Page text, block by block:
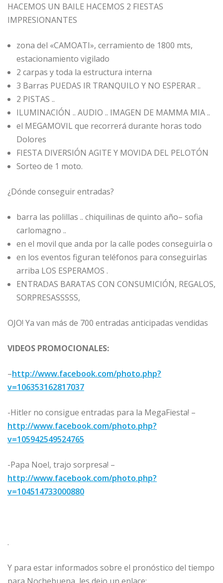
HACEMOS UN BAILE HACEMOS 2 FIESTAS
IMPRESIONANTES
zona del «CAMOATI», cerramiento de 1800 mts,
estacionamiento vigilado
2 carpas y toda la estructura interna
3 Barras PUEDAS IR TRANQUILO Y NO ESPERAR ..
2 PISTAS ..
ILUMINACIÓN .. AUDIO .. IMAGEN DE MAMMA MIA ..
el MEGAMOVIL que recorrerá durante horas todo
Dolores
FIESTA DIVERSIÓN AGITE Y MOVIDA DEL PELOTÓN
Sorteo de 1 moto.
¿Dónde conseguir entradas?
barra las polillas .. chiquilinas de quinto año– sofia
carlomagno ..
en el movil que anda por la calle podes conseguirla o
en los eventos figuran teléfonos para conseguirlas
arriba LOS ESPERAMOS .
ENTRADAS BARATAS CON CONSUMICIÓN, REGALOS,
SORPRESASSSSS,
OJO! Ya van más de 700 entradas anticipadas vendidas
VIDEOS PROMOCIONALES:
–http://www.facebook.com/photo.php?
v=106353162817037
-Hitler no consigue entradas para la MegaFiesta! –
http://www.facebook.com/photo.php?
v=105942549524765
-Papa Noel, trajo sorpresa! –
http://www.facebook.com/photo.php?
v=104514733000880
.
Y para estar informados sobre el pronóstico del tiempo